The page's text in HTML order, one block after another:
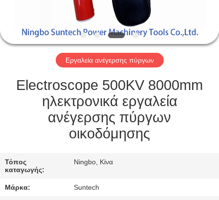
ΠΟΙΌΤΗΤΑΣ
ΕΙΔΉΣΕΙΣ
ΖΗΤΉΣΤΕ
ΜΙΑ
ΠΡΟΣΦΟΡΆ
ΠΟΛΙΤΙΚΉ
ΑΠΟΡΡΉΤΟΥ
Εργαλεία ανέγερσης πύργων
Electroscope 500KV 8000mm
ηλεκτρονικά εργαλεία
ανέγερσης πύργων
οικοδόμησης
Τόπος
καταγωγής:
Ningbo, Κίνα
Μάρκα: Suntech